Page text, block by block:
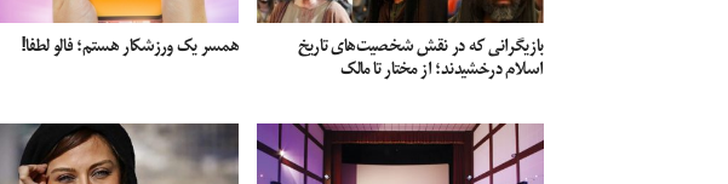
بازیگرانی که در نقش شخصیت‌های تاریخ
اسلام درخشیدند؛ از مختار تا مالک
همسر یک ورزشکار هستم؛ فالو لطفا!